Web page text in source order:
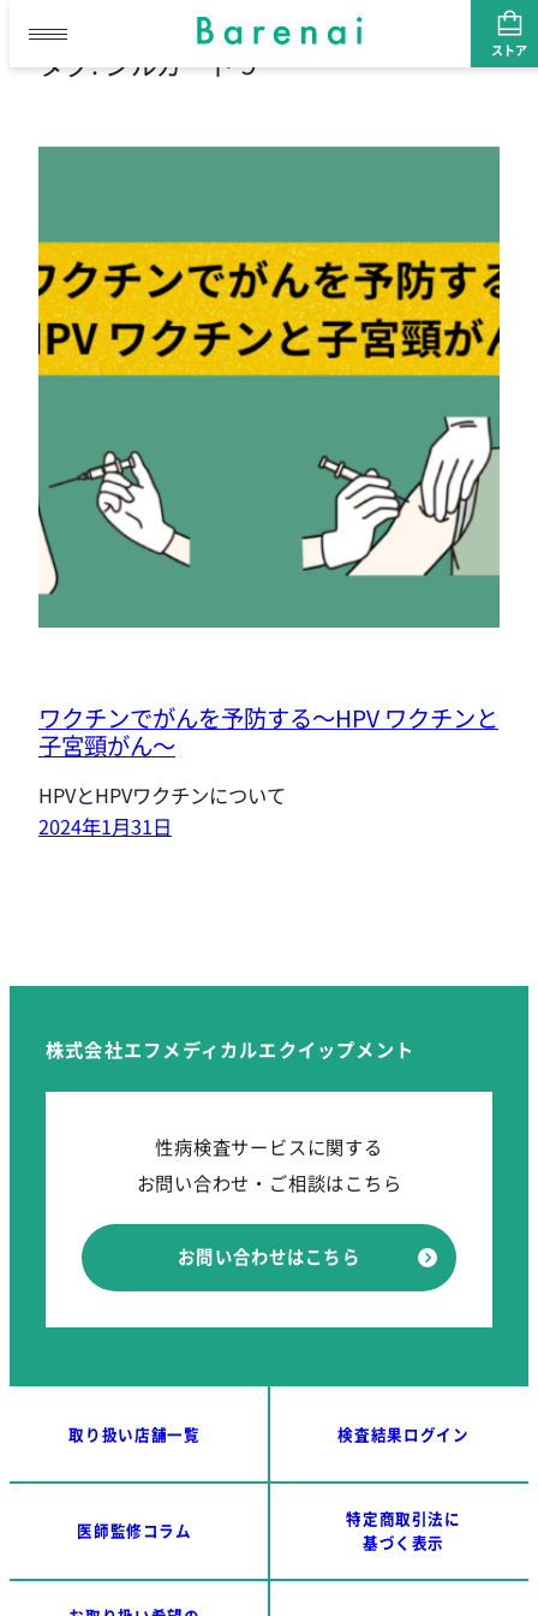
内
ストア
タグ:シルガード９
ワクチンでがんを予防する〜HPV ワクチンと
子宮頸がん〜
HPVとHPVワクチンについて
2024年1月31日
株式会社エフメディカルエクイップメント
性病検査サービスに関する
お問い合わせ・ご相談はこちら
お問い合わせはこちら
取り扱い店舗一覧 検査結果ログイン
医師監修コラム
特定商取引法に
基づく表示